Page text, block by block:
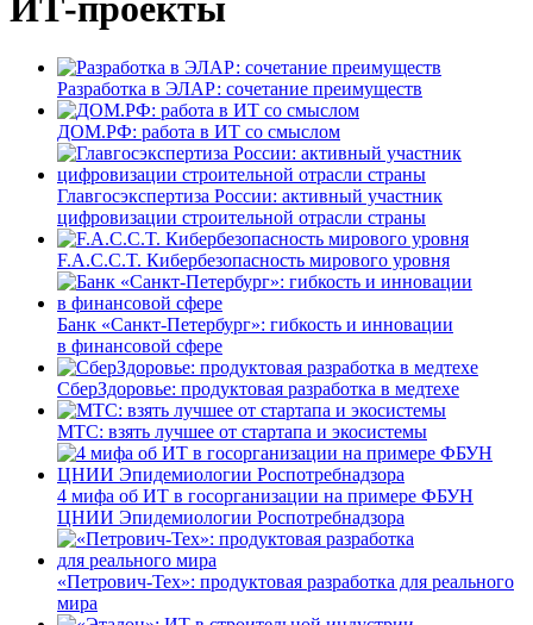
ИТ-проекты
Разработка в ЭЛАР: сочетание преимуществ
ДОМ.РФ: работа в ИТ со смыслом
Главгосэкспертиза России: активный участник
цифровизации строительной отрасли страны
F.A.C.C.T. Кибербезопасность мирового уровня
Банк «Санкт-Петербург»: гибкость и инновации
в финансовой сфере
СберЗдоровье: продуктовая разработка в медтехе
МТС: взять лучшее от стартапа и экосистемы
4 мифа об ИТ в госорганизации на примере ФБУН
ЦНИИ Эпидемиологии Роспотребнадзора
«Петрович-Тех»: продуктовая разработка для реального
мира